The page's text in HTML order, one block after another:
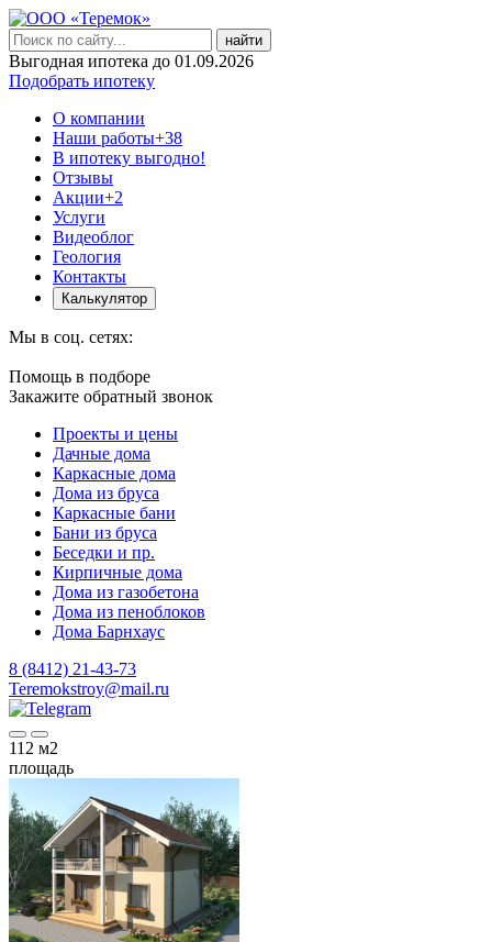
найти
Выгодная ипотека до 01.09.2026
Подобрать ипотеку
О компании
Наши работы+38
В ипотеку выгодно!
Отзывы
Акции+2
Услуги
Видеоблог
Геология
Контакты
Калькулятор
Мы в соц. сетях:
Помощь в подборе
Закажите обратный звонок
Проекты и цены
Дачные дома
Каркасные дома
Дома из бруса
Каркасные бани
Бани из бруса
Беседки и пр.
Кирпичные дома
Дома из газобетона
Дома из пеноблоков
Дома Барнхаус
8 (8412) 21-43-73
Teremokstroy@mail.ru
112 м2
площадь